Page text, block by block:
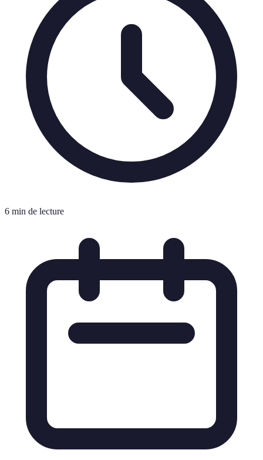
6 min de lecture